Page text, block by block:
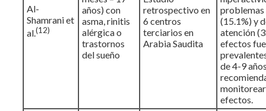
Al-
Shamrani et
al.(12)
años) con
asma, rinitis
alérgica o
trastornos
del sueño
retrospectivo en
6 centros
terciarios en
Arabia Saudita
problemas
(15.1%) y
atención
efectos
de 4-9
efectos.